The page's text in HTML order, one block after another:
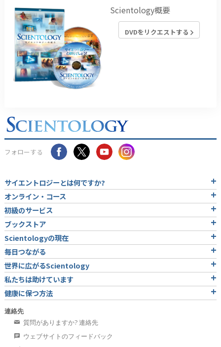
Scientology概要
DVDをリクエストする
フォローする
サイエントロジーとは何ですか?
オンライン・コース
初級のサービス
ブックストア
Scientologyの現在
毎日つながる
世界に広がるScientology
私たちは助けています
健康に保つ方法
連絡先
質問がありますか? 連絡先
ウェブサイトのフィードバック